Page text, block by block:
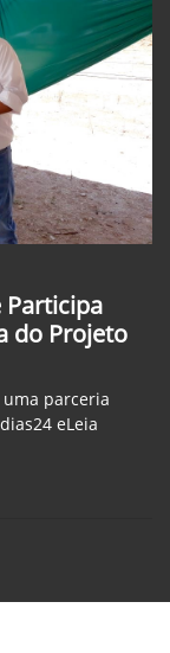
Participa
do Projeto
parceria
eLeia